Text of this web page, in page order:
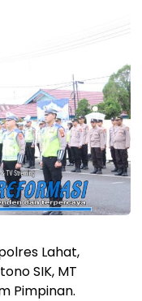
Lahat,
SIK, MT
Pimpinan.